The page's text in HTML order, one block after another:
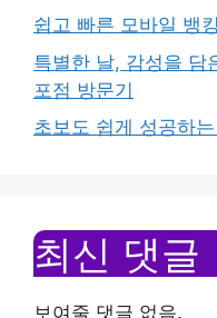
쉽고 빠른 모바일 뱅
특별한 날, 감성을 담
포점 방문기
초보도 쉽게 성공하
최신 댓글
보여줄 댓글 없음.